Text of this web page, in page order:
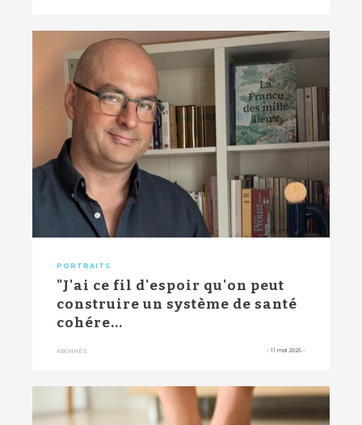
PORTRAITS
"J'ai ce fil d'espoir qu'on peut
construire un système de santé
cohére...
ABONNÉS - 11 mai 2026 -